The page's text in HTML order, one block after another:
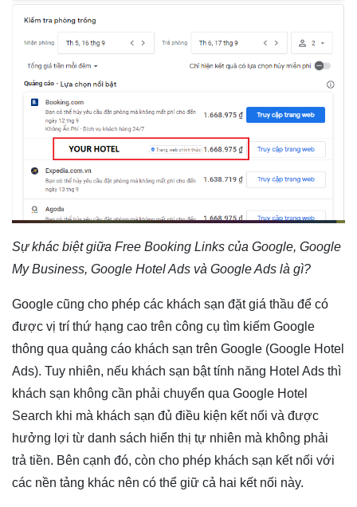
Sự khác biệt giữa Free Booking Links của Google, Google
My Business, Google Hotel Ads và Google Ads là gì?
Google cũng cho phép các khách sạn đặt giá thầu để có
được vị trí thứ hạng cao trên công cụ tìm kiếm Google
thông qua quảng cáo khách sạn trên Google (Google Hotel
Ads). Tuy nhiên, nếu khách sạn bật tính năng Hotel Ads thì
khách sạn không cần phải chuyển qua Google Hotel
Search khi mà khách sạn đủ điều kiện kết nối và được
hưởng lợi từ danh sách hiển thị tự nhiên mà không phải
trả tiền. Bên cạnh đó, còn cho phép khách sạn kết nối với
các nền tảng khác nên có thể giữ cả hai kết nối này.